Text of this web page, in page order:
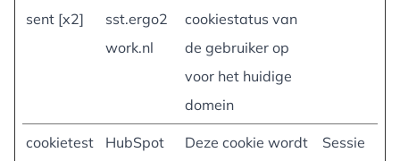
sent [x2]
sst.ergo2
work.nl
cookiestatus van
de gebruiker op
voor het huidige
domein
cookietest HubSpot
Deze cookie wordt
Sessie